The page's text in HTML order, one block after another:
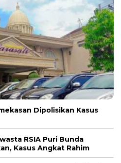
Dipolisikan Kasus
RSIA Puri Bunda
Kasus Angkat Rahim